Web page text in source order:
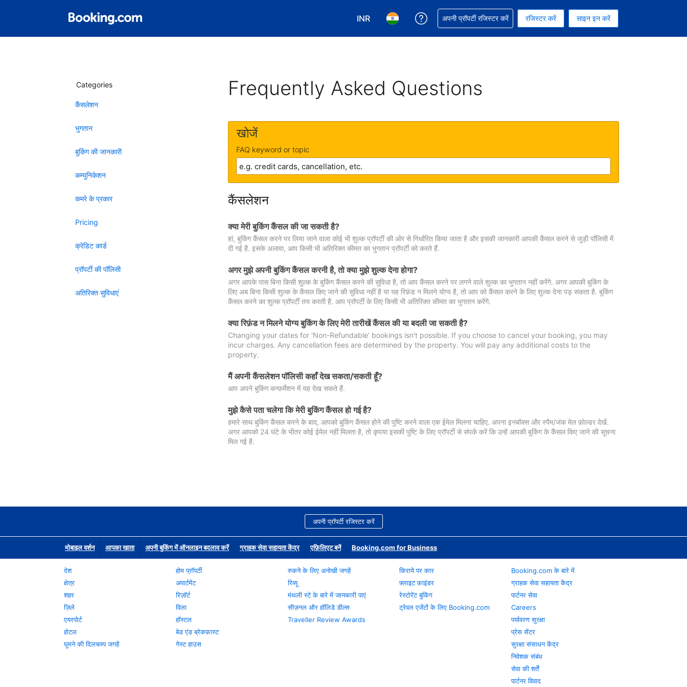
INR
अपनी करेंसी चुनें. आपने अभी INR करेंसी को चुना हुआ है
अपनी भाषा चुनें. आपने अभी हिन्दी भाषा को चुना हुआ है
अपनी बुकिंग में सहायता पाएं
अपनी प्रॉपर्टी रजिस्टर करें रजिस्टर करें साइन इन करें
Categories
कैंसलेशन
भुगतान
बुकिंग की जानकारी
कम्युनिकेशन
कमरे के प्रकार
Pricing
क्रेडिट कार्ड
प्रॉपर्टी की पॉलिसी
अतिरिक्त सुविधाएं
Frequently Asked Questions
खोजें
FAQ keyword or topic
कैंसलेशन
क्या मेरी बुकिंग कैंसल की जा सकती है?
हां, बुकिंग कैंसल करने पर लिया जाने वाला कोई भी शुल्क प्रॉपर्टी की ओर से निर्धारित किया जाता है और इसकी जानकारी आपकी कैंसल करने से जुड़ी पॉलिसी में
दी गई है. इसके अलावा, आप किसी भी अतिरिक्त कीमत का भुगतान प्रॉपर्टी को करते हैं.
अगर मुझे अपनी बुकिंग कैंसल करनी है, तो क्या मुझे शुल्क देना होगा?
अगर आपके पास बिना किसी शुल्क के बुकिंग कैंसल करने की सुविधा है, तो आप कैंसल करने पर लगने वाले शुल्क का भुगतान नहीं करेंगे. अगर आपकी बुकिंग के
लिए अब बिना किसी शुल्क के कैंसल किए जाने की सुविधा नहीं है या यह रिफ़ंड न मिलने योग्य है, तो आप को कैंसल करने के लिए शुल्क देना पड़ सकता है. बुकिंग
कैंसल करने का शुल्क प्रॉपर्टी तय करती है. आप प्रॉपर्टी के लिए किसी भी अतिरिक्त कीमत का भुगतान करेंगे.
क्या रिफ़ंड न मिलने योग्य बुकिंग के लिए मेरी तारीखें कैंसल की या बदली जा सकती है?
Changing your dates for ‘Non-Refundable’ bookings isn't possible. If you choose to cancel your booking, you may
incur charges. Any cancellation fees are determined by the property. You will pay any additional costs to the
property.
मैं अपनी कैंसलेशन पॉलिसी कहाँ देख सकता/सकती हूँ?
आप अपने बुकिंग कन्फ़र्मेशन में यह देख सकते हैं.
मुझे कैसे पता चलेगा कि मेरी बुकिंग कैंसल हो गई है?
हमारे साथ बुकिंग कैंसल करने के बाद, आपको बुकिंग कैंसल होने की पुष्टि करने वाला एक ईमेल मिलना चाहिए. अपना इनबॉक्स और स्पैम/जंक मेल फ़ोल्डर देखें.
अगर आपको 24 घंटे के भीतर कोई ईमेल नहीं मिलता है, तो कृपया इसकी पुष्टि के लिए प्रॉपर्टी से संपर्क करें कि उन्हें आपकी बुकिंग के कैंसल किए जाने की सूचना
मिल गई है.
अपनी प्रॉपर्टी रजिस्टर करें
मोबाइल वर्शन आपका खाता अपनी बुकिंग में ऑनलाइन बदलाव करें ग्राहक सेवा सहायता केंद्र एफ़िलिएट बनें Booking.com for Business
देश
क्षेत्र
शहर
ज़िले
एयरपोर्ट
होटल
घूमने की दिलचस्प जगहें
होम प्रॉपर्टी
अपार्टमेंट
रिज़ॉर्ट
विला
हॉस्टल
बेड एंड ब्रेकफ़ास्ट
गेस्ट हाउस
रुकने के लिए अनोखी जगहें
रिव्यू
मंथली स्टे के बारे में जानकारी पाएं
सीज़नल और हॉलिडे डील्स
Traveller Review Awards
किराये पर कार
फ़्लाइट फ़ाइंडर
रेस्टोरेंट बुकिंग
ट्रेवल एजेंटों के लिए Booking.com
Booking.com के बारे में
ग्राहक सेवा सहायता केंद्र
पार्टनर सेवा
Careers
पर्यावरण सुरक्षा
प्रेस सेंटर
सुरक्षा संसाधन केंद्र
निवेशक संबंध
सेवा की शर्तें
पार्टनर विवाद